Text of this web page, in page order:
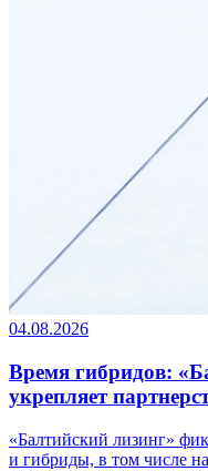
04.08.2026
Время гибридов:
укрепляет
«Балтийский лизинг»
и гибриды, в том числе